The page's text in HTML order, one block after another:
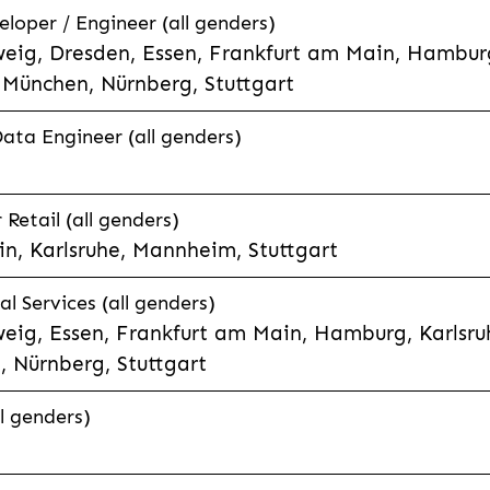
/ Engineer (all genders)
Dresden, Essen, Frankfurt am Main,
Nürnberg, Stuttgart
Engineer (all genders)
(all genders)
Karlsruhe, Mannheim, Stuttgart
Services (all genders)
Essen, Frankfurt am Main, Hamburg,
Nürnberg, Stuttgart
genders)